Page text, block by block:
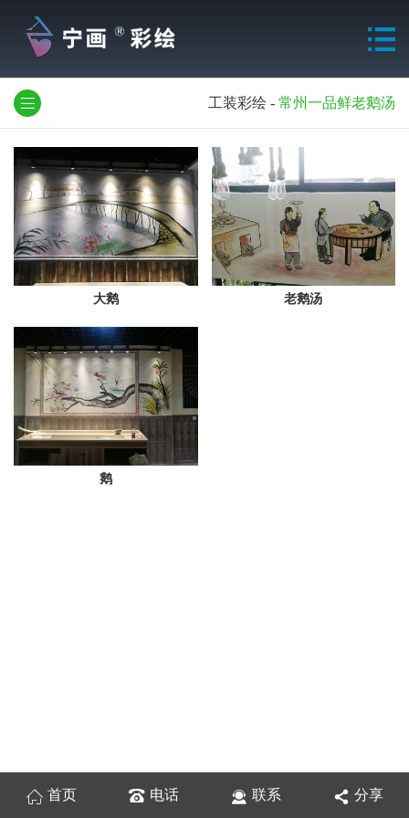
工装彩绘 - 常州一品鲜老鹅汤
大鹅 老鹅汤
鹅
首页 电话 联系 分享